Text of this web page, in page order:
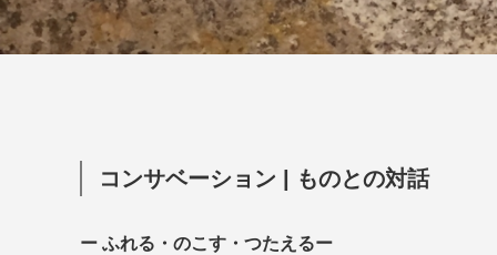
コンサベーション | ものとの対話
ー ふれる・のこす・つたえるー